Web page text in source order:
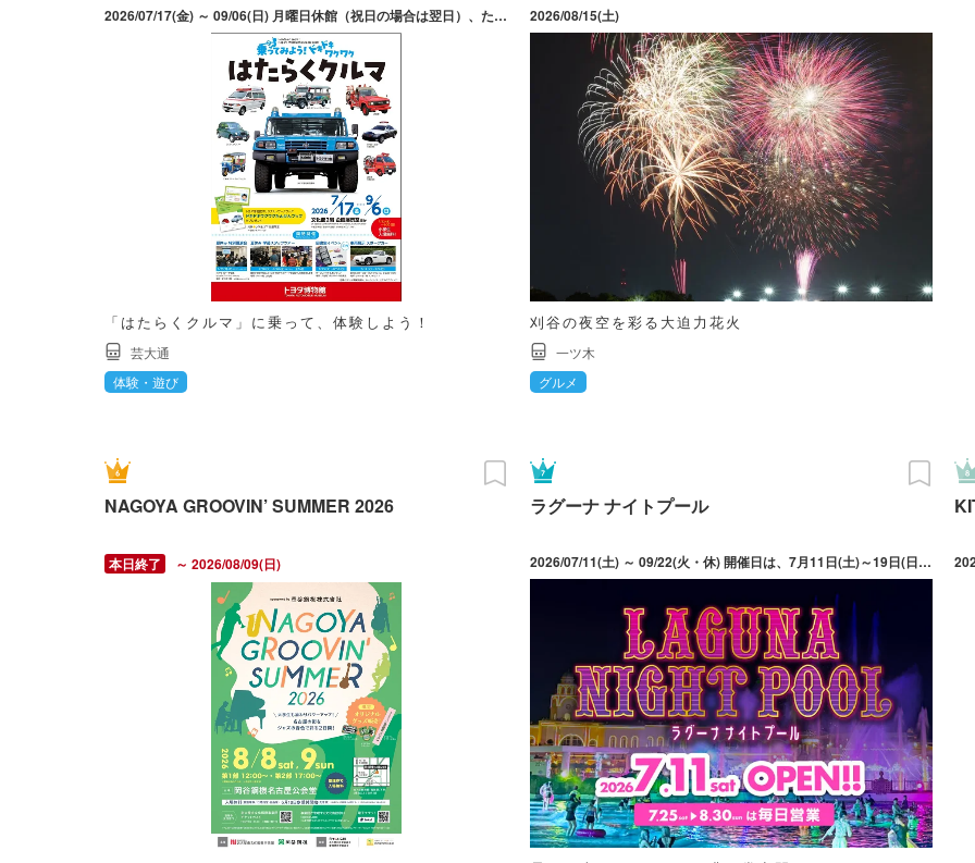
2026/07/17(金) ～ 09/06(日) 月曜日休館（祝日の場合は翌日）、ただし8月10日（月）は開館。詳細は同館ホームページを参照。
「はたらくクルマ」に乗って、体験しよう！
芸大通
体験・遊び
2026/08/15(土)
刈谷の夜空を彩る大迫力花火
一ツ木
グルメ
NAGOYA GROOVIN’ SUMMER 2026
～ 2026/08/09(日)
ラグーナ ナイトプール
2026/07/11(土) ～ 09/22(火・休) 開催日は、7月11日(土)～19日(日)の土日、25日(土)～8月30日(日)は毎日、9月5日(土)～22日(火・祝)の土日祝日。※営業時間は日によって異なる。